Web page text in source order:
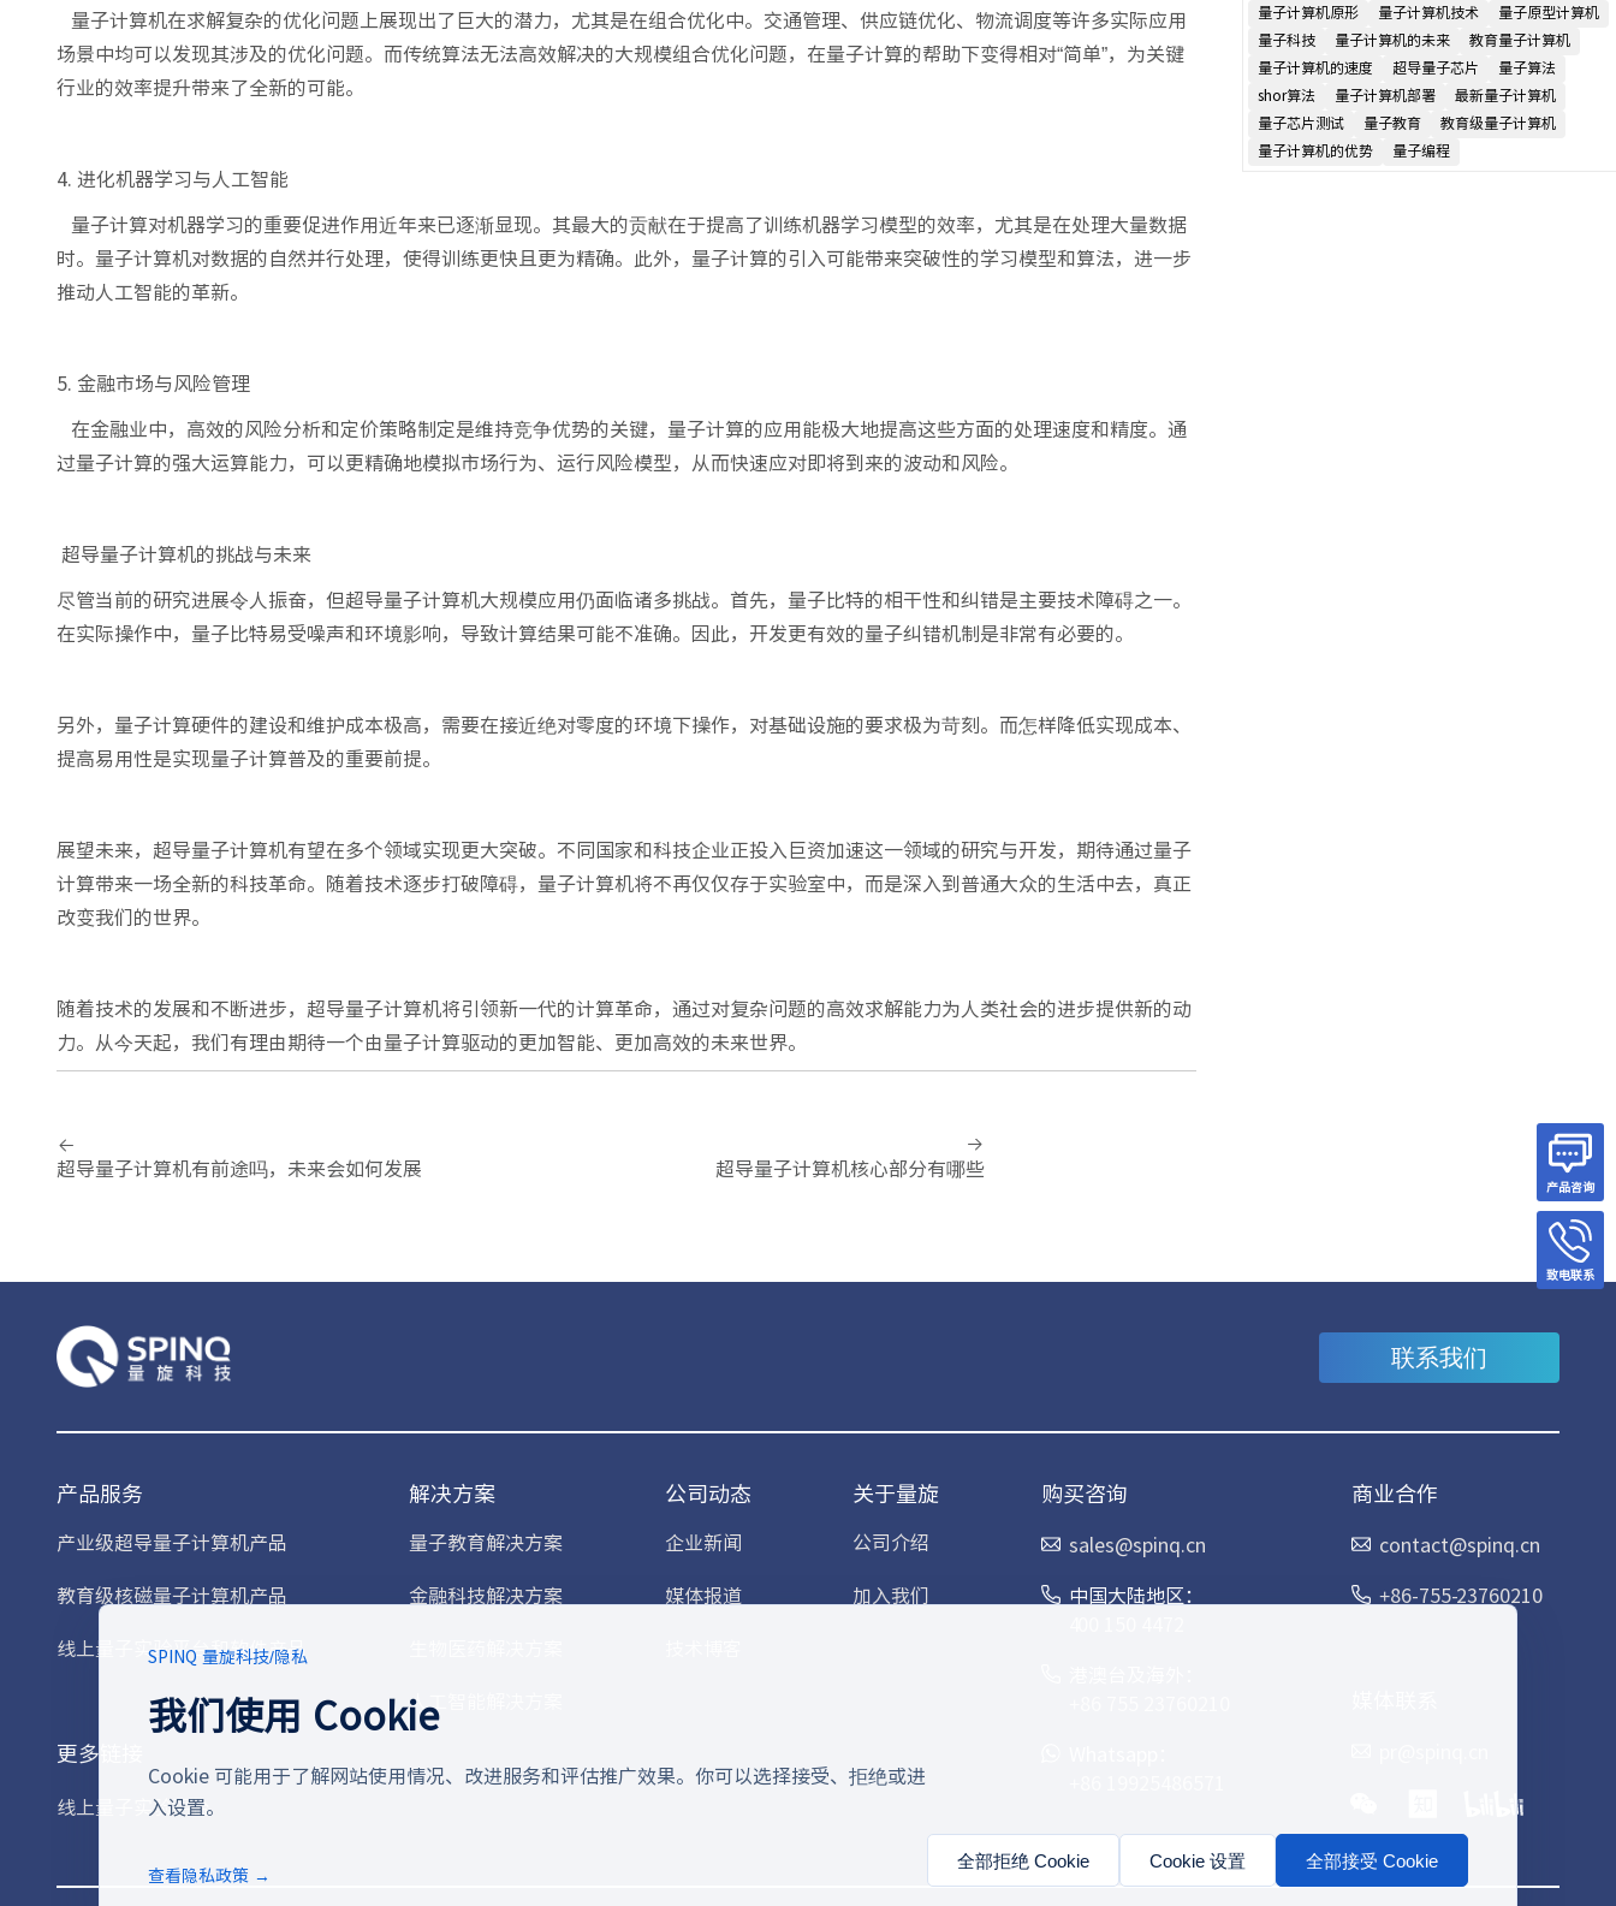
量子计算机在求解复杂的优化问题上展现出了巨大的潜力，尤其是在组合优化中。交通管理、供应链优化、物流调度等许多实际应用
场景中均可以发现其涉及的优化问题。而传统算法无法高效解决的大规模组合优化问题，在量子计算的帮助下变得相对“简单”，为关键
行业的效率提升带来了全新的可能。
4. 进化机器学习与人工智能
量子计算对机器学习的重要促进作用近年来已逐渐显现。其最大的贡献在于提高了训练机器学习模型的效率，尤其是在处理大量数据
时。量子计算机对数据的自然并行处理，使得训练更快且更为精确。此外，量子计算的引入可能带来突破性的学习模型和算法，进一步
推动人工智能的革新。
5. 金融市场与风险管理
在金融业中，高效的风险分析和定价策略制定是维持竞争优势的关键，量子计算的应用能极大地提高这些方面的处理速度和精度。通
过量子计算的强大运算能力，可以更精确地模拟市场行为、运行风险模型，从而快速应对即将到来的波动和风险。
超导量子计算机的挑战与未来
尽管当前的研究进展令人振奋，但超导量子计算机大规模应用仍面临诸多挑战。首先，量子比特的相干性和纠错是主要技术障碍之一。
在实际操作中，量子比特易受噪声和环境影响，导致计算结果可能不准确。因此，开发更有效的量子纠错机制是非常有必要的。
另外，量子计算硬件的建设和维护成本极高，需要在接近绝对零度的环境下操作，对基础设施的要求极为苛刻。而怎样降低实现成本、
提高易用性是实现量子计算普及的重要前提。
展望未来，超导量子计算机有望在多个领域实现更大突破。不同国家和科技企业正投入巨资加速这一领域的研究与开发，期待通过量子
计算带来一场全新的科技革命。随着技术逐步打破障碍，量子计算机将不再仅仅存于实验室中，而是深入到普通大众的生活中去，真正
改变我们的世界。
随着技术的发展和不断进步，超导量子计算机将引领新一代的计算革命，通过对复杂问题的高效求解能力为人类社会的进步提供新的动
力。从今天起，我们有理由期待一个由量子计算驱动的更加智能、更加高效的未来世界。
超导量子计算机有前途吗，未来会如何发展 超导量子计算机核心部分有哪些
量子计算机原形
量子计算机技术
量子原型计算机
量子科技
量子计算机的未来
教育量子计算机
量子计算机的速度
超导量子芯片
量子算法
shor算法
量子计算机部署
最新量子计算机
量子芯片测试
量子教育
教育级量子计算机
量子计算机的优势
量子编程
产品咨询
致电联系
联系我们
产品服务
产业级超导量子计算机产品
教育级核磁量子计算机产品
线上量子实验平台和软件产品
更多链接
线上量子实验平台
解决方案
量子教育解决方案
金融科技解决方案
人工智能解决方案
公司动态
企业新闻
媒体报道
关于量旋
公司介绍
加入我们
购买咨询
sales@spinq.cn
中国大陆地区：
商业合作
contact@spinq.cn
+86-755-23760210
SPINQ 量旋科技/隐私
我们使用 Cookie
Cookie 可能用于了解网站使用情况、改进服务和评估推广效果。你可以选择接受、拒绝或进
入设置。
查看隐私政策 →
全部拒绝 Cookie Cookie 设置 全部接受 Cookie